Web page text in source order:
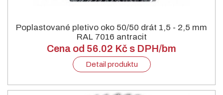
Poplastované pletivo oko 50/50 drát 1,5 - 2,5 mm
RAL 7016 antracit
Cena od 56.02 Kč s DPH/bm
Detail produktu